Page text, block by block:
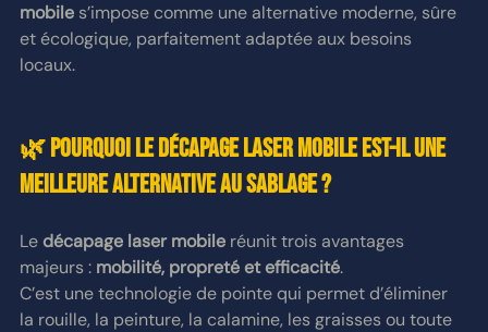
mobile s’impose comme une alternative moderne, sûre
et écologique, parfaitement adaptée aux besoins
locaux.
🌿 Pourquoi le décapage laser mobile est-il une
meilleure alternative au sablage ?
Le décapage laser mobile réunit trois avantages
majeurs : mobilité, propreté et efficacité.
C’est une technologie de pointe qui permet d’éliminer
la rouille, la peinture, la calamine, les graisses ou toute